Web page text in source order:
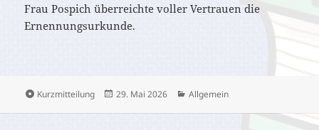
Frau Pospich überreichte voller Vertrauen die
Ernennungsurkunde.
Format
Kurzmitteilung
Veröffentlicht
29. Mai 2026 Kategorien
Allgemein